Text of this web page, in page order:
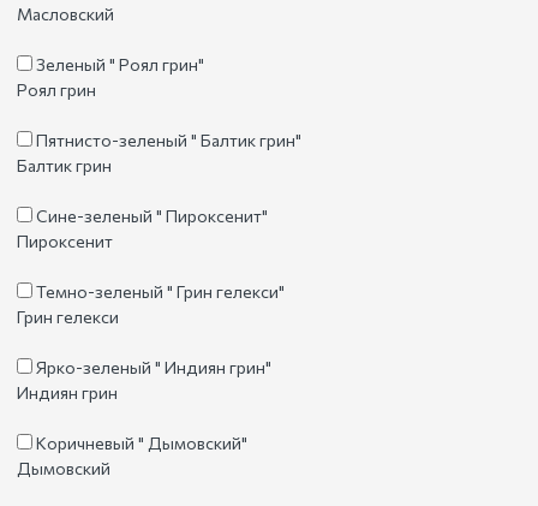
Масловский
Зеленый " Роял грин"
Роял грин
Пятнисто-зеленый " Балтик грин"
Балтик грин
Сине-зеленый " Пироксенит"
Пироксенит
Темно-зеленый " Грин гелекси"
Грин гелекси
Ярко-зеленый " Индиян грин"
Индиян грин
Коричневый " Дымовский"
Дымовский